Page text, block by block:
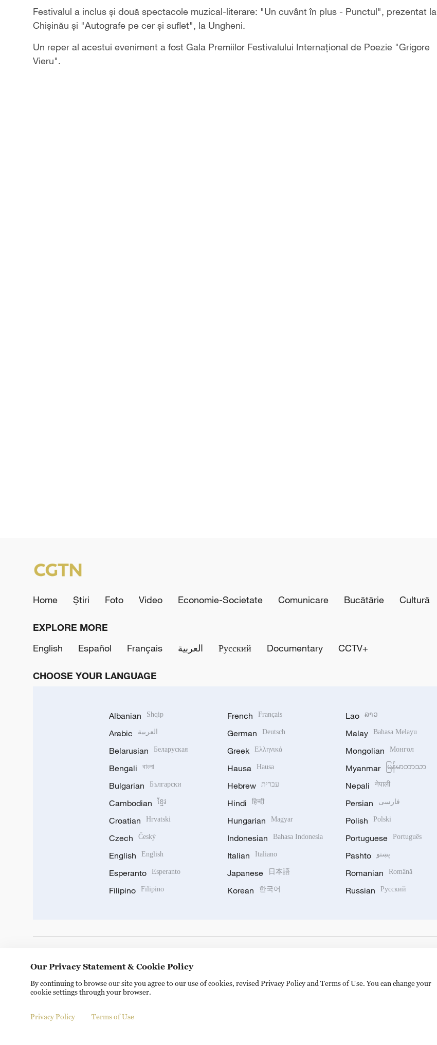
Festivalul a inclus și două spectacole muzical-literare: "Un cuvânt în plus - Punctul", prezentat la
Chișinău și "Autografe pe cer și suflet", la Ungheni.
Un reper al acestui eveniment a fost Gala Premiilor Festivalului Internațional de Poezie "Grigore
Vieru".
Home Știri Foto Video Economie-Societate Comunicare Bucătărie Cultură
EXPLORE MORE
English
Español Français العربية Русский Documentary CCTV+
CHOOSE YOUR LANGUAGE
Albanian Shqip
Arabic العربية
Belarusian Беларуская
Bengali বাংলা
Bulgarian Български
Cambodian ខ្មែរ
Croatian Hrvatski
Czech Český
English English
Esperanto Esperanto
Filipino Filipino
French Français
German Deutsch
Greek Ελληνικά
Hausa Hausa
Hebrew עברית
Hindi हिन्दी
Hungarian Magyar
Indonesian Bahasa Indonesia
Italian Italiano
Japanese 日本語
Korean 한국어
Lao ລາວ
Malay Bahasa Melayu
Mongolian Монгол
Myanmar မြန်မာဘာသာ
Nepali नेपाली
Persian فارسی
Polish Polski
Portuguese Português
Pashto پښتو
Romanian Română
Russian Русский
Copyright © 2024 CGTN. 京ICP备20000184号
Our Privacy Statement & Cookie Policy
By continuing to browse our site you agree to our use of cookies, revised Privacy Policy and Terms of Use. You can change your
cookie settings through your browser.
Privacy Policy Terms of Use